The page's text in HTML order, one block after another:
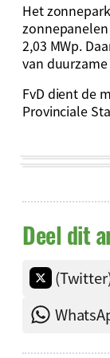
Het
2,03 MWp.
van
FvD dient de
Provinciale
Deel dit